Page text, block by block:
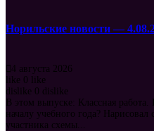
Норильские новости —
4 августа 2026
like
0
like
dislike
0 dislike
В этом выпуске: Классная
началу учебного года?
участника схемы...